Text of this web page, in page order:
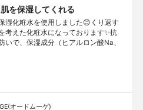
を保湿してくれる
湿化粧水を使用しました😊くり返す
考えた化粧水になっております✨抗
いで、保湿成分（ヒアルロン酸Na、
オードムーゲ)